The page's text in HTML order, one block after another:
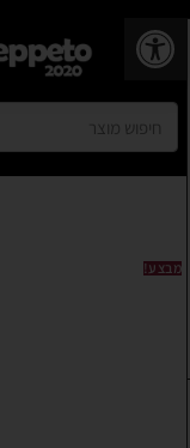
פתח סרגל
מבצע!